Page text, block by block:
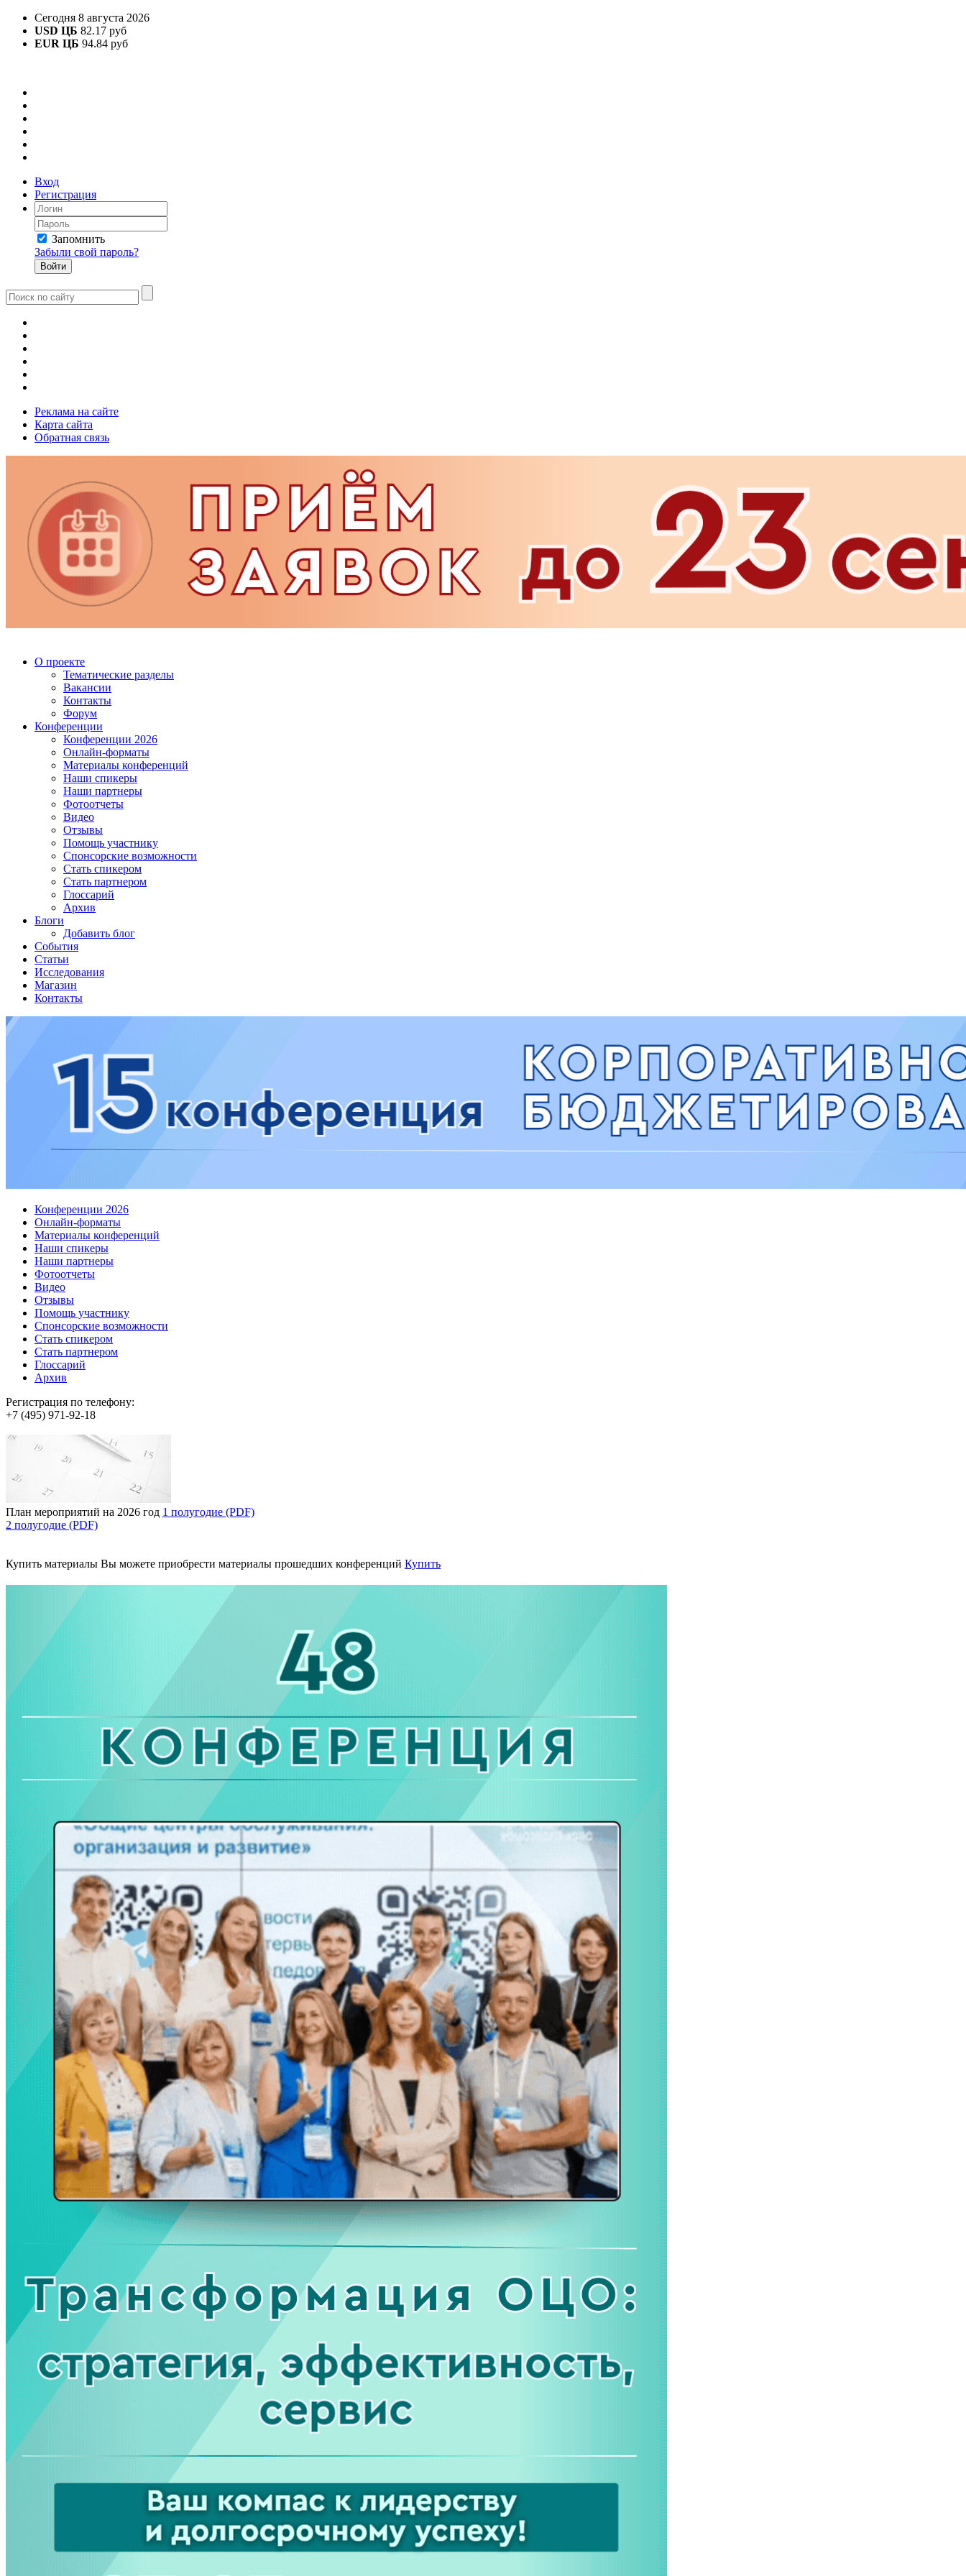
Сегодня 8 августа 2026
USD ЦБ 82.17 руб
EUR ЦБ 94.84 руб
Вход
Регистрация
Запомнить
Забыли свой пароль?
Реклама на сайте
Карта сайта
Обратная связь
О проекте
Тематические разделы
Вакансии
Контакты
Форум
Конференции
Конференции 2026
Онлайн-форматы
Материалы конференций
Наши спикеры
Наши партнеры
Фотоотчеты
Видео
Отзывы
Помощь участнику
Спонсорские возможности
Стать спикером
Стать партнером
Глоссарий
Архив
Блоги
Добавить блог
События
Статьи
Исследования
Магазин
Контакты
Конференции 2026
Онлайн-форматы
Материалы конференций
Наши спикеры
Наши партнеры
Фотоотчеты
Видео
Отзывы
Помощь участнику
Спонсорские возможности
Стать спикером
Стать партнером
Глоссарий
Архив
Регистрация по телефону:
+7 (495) 971-92-18
План мероприятий на 2026 год 1 полугодие (PDF)
2 полугодие (PDF)
Купить материалы Вы можете приобрести материалы прошедших конференций Купить